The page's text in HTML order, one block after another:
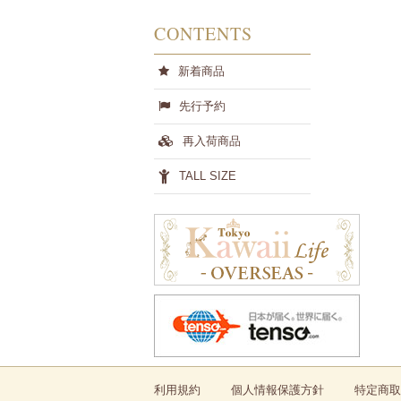
CONTENTS
新着商品
先行予約
再入荷商品
TALL SIZE
利用規約 個人情報保護方針 特定商